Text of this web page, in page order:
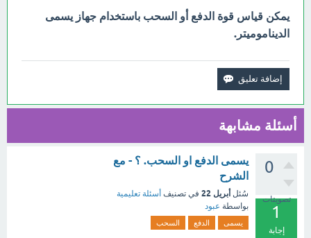
يمكن قياس قوة الدفع أو السحب باستخدام جهاز يسمى
الديناموميتر.
أسئلة مشابهة
0
تصويتات
1
إجابة
يسمى الدفع او السحب. ؟ - مع
الشرح
سُئل أبريل 22 في تصنيف أسئلة تعليمية
بواسطة عبود
يسمى الدفع السحب